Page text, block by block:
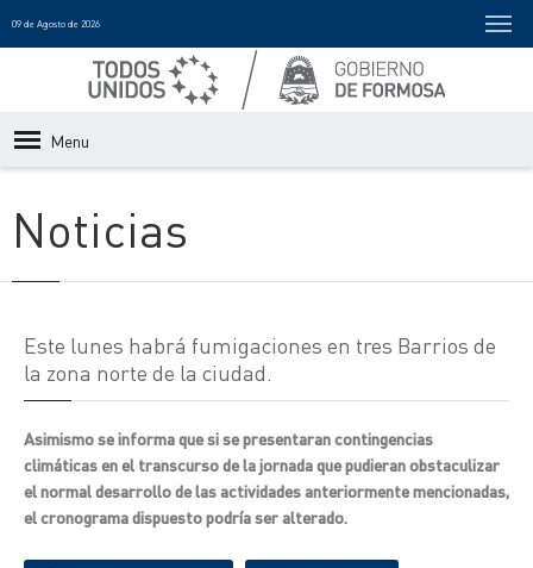
09 de Agosto de 2026
Menu
Noticias
Este lunes habrá fumigaciones en tres Barrios de
la zona norte de la ciudad.
Asimismo se informa que si se presentaran contingencias
climáticas en el transcurso de la jornada que pudieran obstaculizar
el normal desarrollo de las actividades anteriormente mencionadas,
el cronograma dispuesto podría ser alterado.